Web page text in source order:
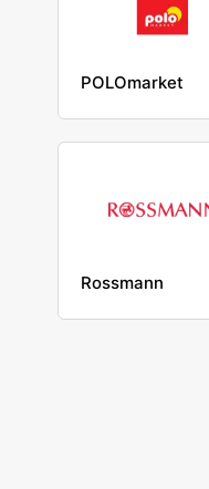
POLOmarket
Rossmann